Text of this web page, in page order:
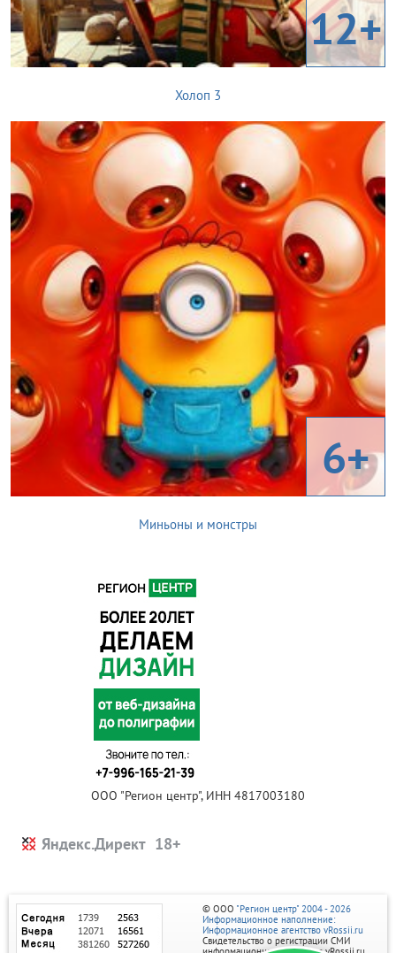
12+
Холоп 3
6+
Миньоны и монстры
ООО "Регион центр", ИНН 4817003180
Яндекс.Директ
© ООО "Регион центр" 2004 - 2026
Информационное наполнение:
Информационное агентство vRossii.ru
Свидетельство о регистрации СМИ